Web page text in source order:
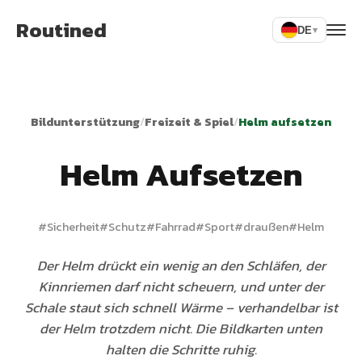
Routined DE▾
Bildunterstützung/Freizeit & Spiel/Helm aufsetzen
Helm Aufsetzen
#Sicherheit#Schutz#Fahrrad#Sport#draußen#Helm
Der Helm drückt ein wenig an den Schläfen, der
Kinnriemen darf nicht scheuern, und unter der
Schale staut sich schnell Wärme – verhandelbar ist
der Helm trotzdem nicht. Die Bildkarten unten
halten die Schritte ruhig.